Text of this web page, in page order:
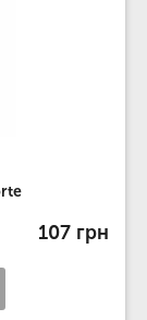
107 грн